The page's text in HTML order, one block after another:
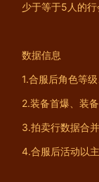
少于等于5人的
数据信息
1.合服后角色等
2.装备首爆、装
3.拍卖行数据合
4.合服后活动以